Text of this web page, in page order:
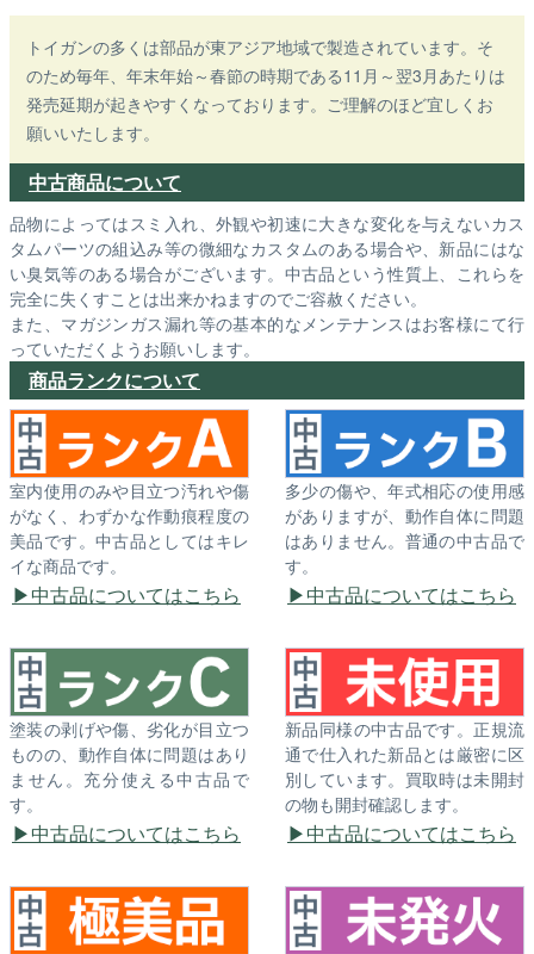
トイガンの多くは部品が東アジア地域で製造されています。そ
のため毎年、年末年始～春節の時期である11月～翌3月あたりは
発売延期が起きやすくなっております。ご理解のほど宜しくお
願いいたします。
中古商品について
品物によってはスミ入れ、外観や初速に大きな変化を与えないカス
タムパーツの組込み等の微細なカスタムのある場合や、新品にはな
い臭気等のある場合がございます。中古品という性質上、これらを
完全に失くすことは出来かねますのでご容赦ください。
また、マガジンガス漏れ等の基本的なメンテナンスはお客様にて行
っていただくようお願いします。
商品ランクについて
室内使用のみや目立つ汚れや傷
がなく、わずかな作動痕程度の
美品です。中古品としてはキレ
イな商品です。
中古品についてはこちら
多少の傷や、年式相応の使用感
がありますが、動作自体に問題
はありません。普通の中古品で
す。
中古品についてはこちら
塗装の剥げや傷、劣化が目立つ
ものの、動作自体に問題はあり
ません。充分使える中古品で
す。
中古品についてはこちら
新品同様の中古品です。正規流
通で仕入れた新品とは厳密に区
別しています。買取時は未開封
の物も開封確認します。
中古品についてはこちら